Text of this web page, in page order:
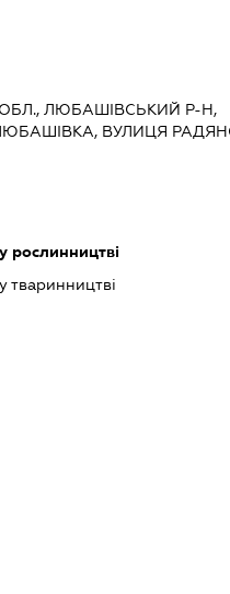
ЛЮБАШІВСЬКИЙ Р-Н,
ВУЛИЦЯ
рослинництві
тваринництві